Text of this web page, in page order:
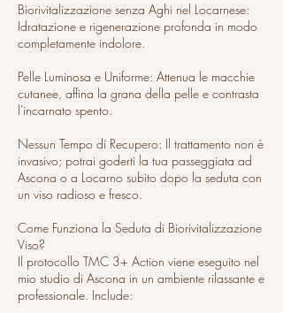
Biorivitalizzazione senza Aghi nel Locarnese:
Idratazione e rigenerazione profonda in modo
completamente indolore.
Pelle Luminosa e Uniforme: Attenua le macchie
cutanee, affina la grana della pelle e contrasta
l'incarnato spento.
Nessun Tempo di Recupero: Il trattamento non è
invasivo; potrai goderti la tua passeggiata ad
Ascona o a Locarno subito dopo la seduta con
un viso radioso e fresco.
Come Funziona la Seduta di Biorivitalizzazione
Viso?
Il protocollo TMC 3+ Action viene eseguito nel
mio studio di Ascona in un ambiente rilassante e
professionale. Include: